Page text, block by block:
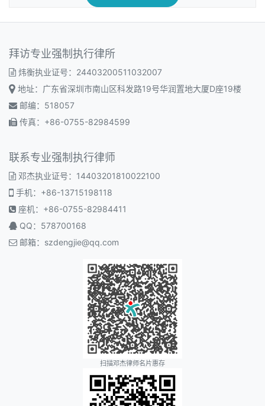
拜访专业强制执行律所
炜衡执业证号：24403200511032007
地址：广东省深圳市南山区科发路19号华润置地大厦D座19楼
邮编：518057
传真：+86-0755-82984599
联系专业强制执行律师
邓杰执业证号：14403201810022100
手机：+86-13715198118
座机：+86-0755-82984411
QQ：578700168
邮箱： szdengjie@qq.com
扫描邓杰律师名片惠存